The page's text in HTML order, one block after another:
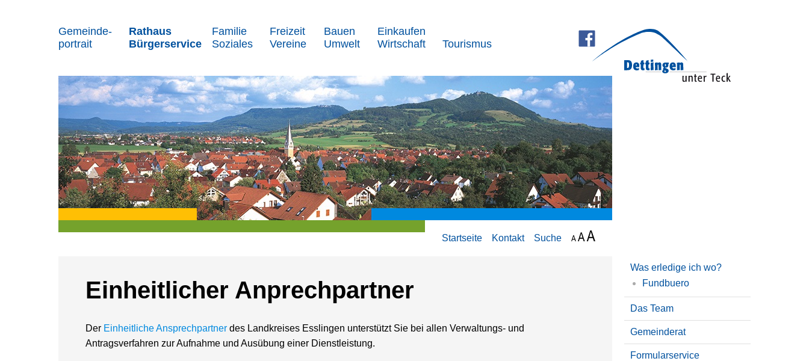
Gemeinde-
portrait
Rathaus
Bürgerservice
Familie
Soziales
Freizeit
Vereine
Bauen
Umwelt
Einkaufen
Wirtschaft
Tourismus
Startseite Kontakt Suche
Einheitlicher Anprechpartner
Der Einheitliche Ansprechpartner des Landkreises Esslingen unterstützt Sie bei allen Verwaltungs- und
Antragsverfahren zur Aufnahme und Ausübung einer Dienstleistung.
Was erledige ich wo?
Fundbuero
Das Team
Gemeinderat
Formularservice